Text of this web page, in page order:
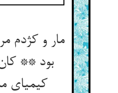
مار و کژدم
بود **
کیمیای